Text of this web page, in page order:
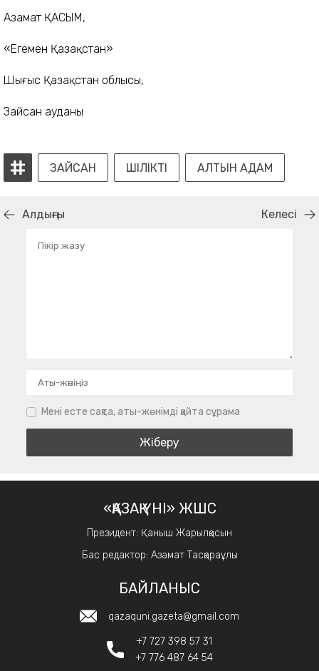
Азамат ҚАСЫМ,
«Егемен Қазақстан»
Шығыс Қазақстан облысы,
Зайсан ауданы
ЗАЙСАН ШІЛІКТІ АЛТЫН АДАМ
Алдыңғы Келесі
Мені есте сақта, аты-жөнімді қайта сұрама
«ҚАЗАҚ ҮНІ» ЖШС
Президент: Қаныш Жарылқасын
Бас редактор: Азамат Тасқараұлы
БАЙЛАНЫС
qazaquni.gazeta@gmail.com
+7 727 398 57 31
+7 776 487 64 54